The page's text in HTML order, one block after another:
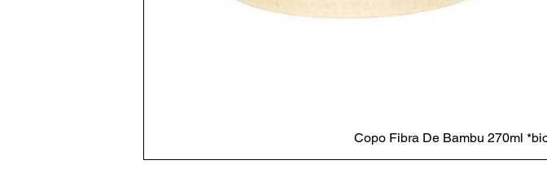
Copo Fibra De Bambu 270ml